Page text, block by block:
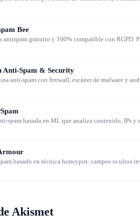
estricto, alternativas como
en el flujo de comentarios de
lo que sirve como prueba social del
también los formularios de
de hooks.
Bee
antispam gratuito y 100% compatible con RGPD.
Anti-Spam & Security
anti-spam con firewall, escáner de malware y
spam basada en ML que analiza contenido, IPs
basado en técnica honeypot: campos ocultos
Akismet